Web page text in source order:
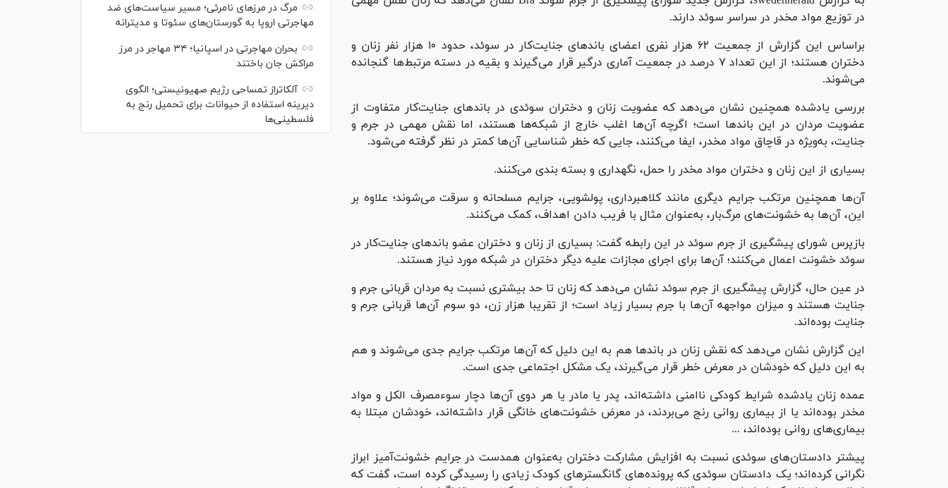
در توزیع مواد مخدر در سراسر سوئد دارند.
براساس این گزارش از جمعیت ۶۲ هزار نفری اعضای باند‌های جنایت‌کار در سوئد، حدود ۱۰ هزار نفر زنان و
دختران هستند؛ از این تعداد ۷ درصد در جمعیت آماری درگیر قرار می‌گیرند و بقیه در دسته مرتبط‌ها گنجانده
می‌شوند.
بررسی یادشده همچنین نشان می‌دهد که عضویت زنان و دختران سوئدی در باند‌های جنایت‌کار متفاوت از
عضویت مردان در این باند‌ها است؛ اگرچه آن‌ها اغلب خارج از شبکه‌ها هستند، اما نقش مهمی در جرم و
جنایت، به‌ویژه در قاچاق مواد مخدر، ایفا می‌کنند، جایی که خطر شناسایی آن‌ها کمتر در نظر گرفته می‌شود.
بسیاری از این زنان و دختران مواد مخدر را حمل، نگهداری و بسته بندی می‌کنند.
آن‌ها همچنین مرتکب جرایم دیگری مانند کلاهبرداری، پولشویی، جرایم مسلحانه و سرقت می‌شوند؛ علاوه بر
این، آن‌ها به خشونت‌های مرگ‌بار، به‌عنوان مثال با فریب دادن اهداف، کمک می‌کنند.
بازپرس شورای پیشگیری از جرم سوئد در این رابطه گفت: بسیاری از زنان و دختران عضو باند‌های جنایت‌کار در
سوئد خشونت اعمال می‌کنند؛ آن‌ها برای اجرای مجازات علیه دیگر دختران در شبکه مورد نیاز هستند.
در عین حال، گزارش پیشگیری از جرم سوئد نشان می‌دهد که زنان تا حد بیشتری نسبت به مردان قربانی جرم و
جنایت هستند و میزان مواجهه آن‌ها با جرم بسیار زیاد است؛ از تقریبا هزار زن، دو سوم آن‌ها قربانی جرم و
جنایت بوده‌اند.
این گزارش نشان می‌دهد که نقش زنان در باند‌ها هم به این دلیل که آن‌ها مرتکب جرایم جدی می‌شوند و هم
به این دلیل که خودشان در معرض خطر قرار می‌گیرند، یک مشکل اجتماعی جدی است.
عمده زنان یادشده شرایط کودکی ناامنی داشته‌اند، پدر یا مادر یا هر دوی آن‌ها دچار سوءمصرف الکل و مواد
مخدر بوده‌اند یا از بیماری روانی رنج می‌بردند، در معرض خشونت‌های خانگی قرار داشته‌اند، خودشان مبتلا به
بیماری‌های روانی بوده‌اند، ...
پیشتر دادستان‌های سوئدی نسبت به افزایش مشارکت دختران به‌عنوان همدست در جرایم خشونت‌آمیز ابراز
نگرانی کرده‌‎اند؛ یک دادستان سوئدی که پرونده‌های گانگستر‌های کودک زیادی را رسیدگی کرده است، گفت که
مرگ در مرز‌های نامرئی؛ مسیر سیاست‌های ضد
مهاجرتی اروپا به گورستان‌های سئوتا و مدیترانه
بحران مهاجرتی در اسپانیا؛ ۳۴ مهاجر در مرز
مراکش جان باختند
آلکاتراز تمساحی رژیم صهیونیستی؛ الگوی
دیرینه استفاده از حیوانات برای تحمیل رنج به
فلسطینی‌ها